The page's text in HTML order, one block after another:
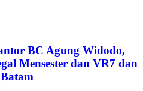
BC Agung Widodo,
Mensester dan VR7 dan